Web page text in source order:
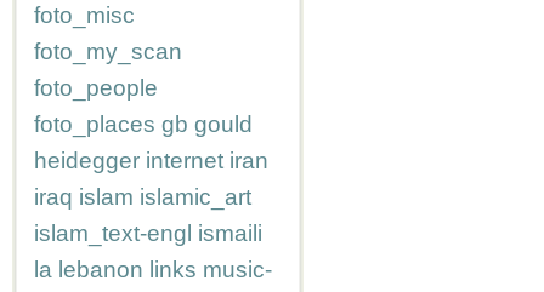
foto_misc
foto_my_scan
foto_people
foto_places gb gould
heidegger internet iran
iraq islam islamic_art
islam_text-engl ismaili
la lebanon links music-